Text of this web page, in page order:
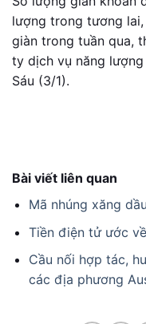
lượng trong tương
giàn trong tuần qua,
ty dịch vụ năng
Sáu (3/1).
Bài viết liên quan
Mã nhúng xăng dầu
Tiền điện tử ước
Cầu nối hợp tác,
các địa phương